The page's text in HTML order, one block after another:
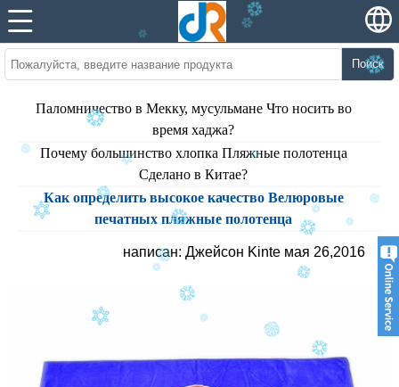
Поиск
Паломничество в Мекку, мусульмане Что носить во
время хаджа?
Почему большинство хлопка Пляжные полотенца
Сделано в Китае?
Как определить высокое качество Велюровые
печатных пляжные полотенца
написан: Джейсон Kinte мая 26,2016